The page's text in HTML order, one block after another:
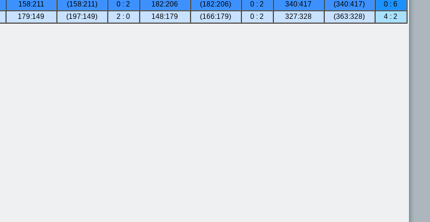
158:211 (158:211) 0 : 2 182:206 (182:206) 0 : 2 340:417 (340:417)
0 : 6
179:149 (197:149) 2 : 0 148:179 (166:179) 0 : 2 327:328 (363:328) 4 : 2